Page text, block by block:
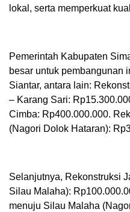
lokal, serta memperkuat
Pemerintah Kabupaten
besar untuk pembangunan
Siantar, antara lain:
– Karang Sari:
Cimba: Rp400.000.000.
(Nagori Dolok Hataran):
Selanjutnya, Rekonstruksi
Silau Malaha):
menuju Silau Malaha